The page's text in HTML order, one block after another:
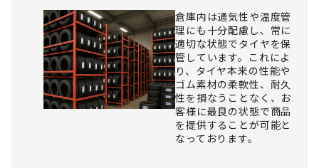
倉庫内は通気性や温度管
理にも十分配慮し、常に
適切な状態でタイヤを保
管しています。これによ
り、タイヤ本来の性能や
ゴム素材の柔軟性、耐久
性を損なうことなく、お
客様に最良の状態で商品
を提供することが可能と
なっております。